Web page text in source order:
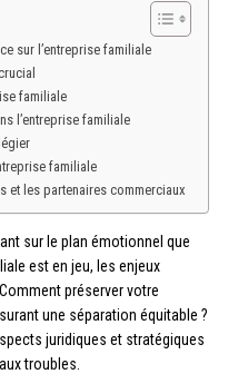
sur l’entreprise familiale
familiale
l’entreprise familiale
familiale
et les partenaires commerciaux
sur le plan émotionnel que
est en jeu, les enjeux
préserver votre
une séparation équitable ?
juridiques et stratégiques
troubles.